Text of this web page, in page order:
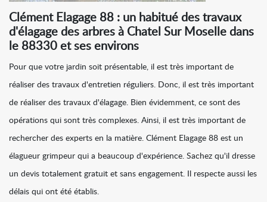
Clément Elagage 88 : un habitué des travaux
d'élagage des arbres à Chatel Sur Moselle dans
le 88330 et ses environs
Pour que votre jardin soit présentable, il est très important de
réaliser des travaux d'entretien réguliers. Donc, il est très important
de réaliser des travaux d'élagage. Bien évidemment, ce sont des
opérations qui sont très complexes. Ainsi, il est très important de
rechercher des experts en la matière. Clément Elagage 88 est un
élagueur grimpeur qui a beaucoup d'expérience. Sachez qu'il dresse
un devis totalement gratuit et sans engagement. Il respecte aussi les
délais qui ont été établis.